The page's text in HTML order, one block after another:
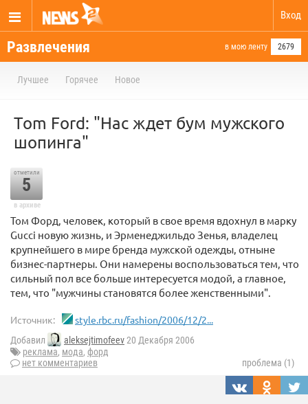
Вход
Развлечения в мою ленту 2679
Лучшее Горячее Новое
Tom Ford: "Нас ждет бум мужского
шопинга"
отметили
5
в архиве
Том Форд, человек, который в свое время вдохнул в марку
Gucci новую жизнь, и Эрменеджильдо Зенья, владелец
крупнейшего в мире бренда мужской одежды, отныне
бизнес-партнеры. Они намерены воспользоваться тем, что
сильный пол все больше интересуется модой, а главное,
тем, что "мужчины становятся более женственными".
Источник: style.rbc.ru/fashion/2006/12/2...
Добавил aleksejtimofeev20 Декабря 2006
реклама, мода, форд
нет комментариев
проблема (1)